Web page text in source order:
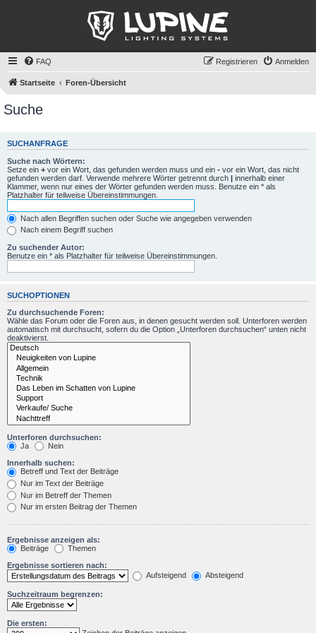
FAQ Anmelden
Registrieren
Startseite Foren-Übersicht
Suche
SUCHANFRAGE
Suche nach Wörtern:
Setze ein + vor ein Wort, das gefunden werden muss und ein - vor ein Wort, das nicht
gefunden werden darf. Verwende mehrere Wörter getrennt durch | innerhalb einer
Klammer, wenn nur eines der Wörter gefunden werden muss. Benutze ein * als
Platzhalter für teilweise Übereinstimmungen.
Nach allen Begriffen suchen oder Suche wie angegeben verwenden
Nach einem Begriff suchen
Zu suchender Autor:
Benutze ein * als Platzhalter für teilweise Übereinstimmungen.
SUCHOPTIONEN
Zu durchsuchende Foren:
Wähle das Forum oder die Foren aus, in denen gesucht werden soll. Unterforen werden
automatisch mit durchsucht, sofern du die Option „Unterforen durchsuchen“ unten nicht
deaktivierst.
Unterforen durchsuchen:
Ja
Nein
Innerhalb suchen:
Betreff und Text der Beiträge
Nur im Text der Beiträge
Nur im Betreff der Themen
Nur im ersten Beitrag der Themen
Ergebnisse anzeigen als:
Beiträge
Themen
Ergebnisse sortieren nach:
Aufsteigend
Absteigend
Suchzeitraum begrenzen:
Die ersten: